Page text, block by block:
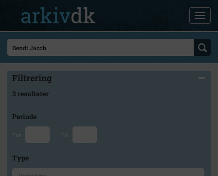
Filtrering
3 resultater
Periode
Fra Til
Type